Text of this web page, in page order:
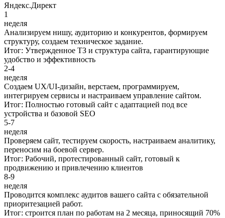
Яндекс.Директ
1
неделя
Анализируем нишу, аудиторию и конкурентов, формируем
структуру, создаем техническое задание.
Итог: Утвержденное ТЗ и структура сайта, гарантирующие
удобство и эффективность
2-4
неделя
Создаем UX/UI-дизайн, верстаем, программируем,
интегрируем сервисы и настраиваем управление сайтом.
Итог: Полностью готовый сайт с адаптацией под все
устройства и базовой SEO
5-7
неделя
Проверяем сайт, тестируем скорость, настраиваем аналитику,
переносим на боевой сервер.
Итог: Рабочий, протестированный сайт, готовый к
продвижению и привлечению клиентов
8-9
неделя
Проводится комплекс аудитов вашего сайта с обязательной
приоритезацией работ.
Итог: строится план по работам на 2 месяца, приносящий 70%